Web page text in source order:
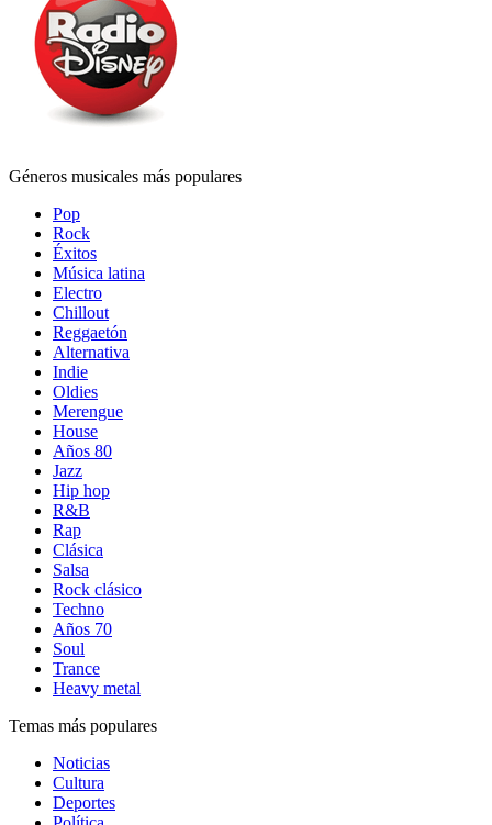
Géneros musicales más populares
Pop
Rock
Éxitos
Música latina
Electro
Chillout
Reggaetón
Alternativa
Indie
Oldies
Merengue
House
Años 80
Jazz
Hip hop
R&B
Rap
Clásica
Salsa
Rock clásico
Techno
Años 70
Soul
Trance
Heavy metal
Temas más populares
Noticias
Cultura
Deportes